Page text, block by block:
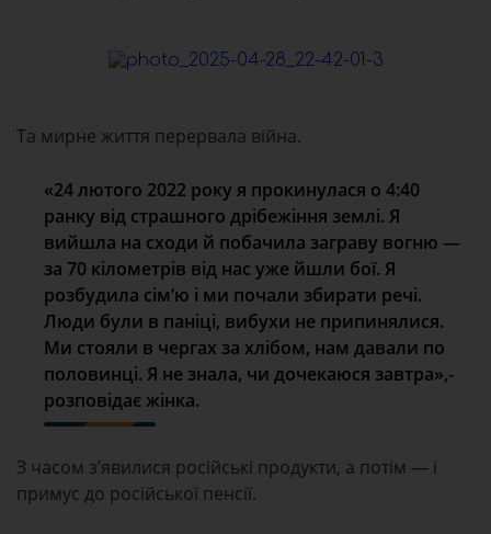
Та мирне життя перервала війна.
«24 лютого 2022 року я прокинулася о 4:40
ранку від страшного дрібежіння землі. Я
вийшла на сходи й побачила заграву вогню —
за 70 кілометрів від нас уже йшли бої. Я
розбудила сім’ю і ми почали збирати речі.
Люди були в паніці, вибухи не припинялися.
Ми стояли в чергах за хлібом, нам давали по
половинці. Я не знала, чи дочекаюся завтра»,-
розповідає жінка.
З часом з’явилися російські продукти, а потім — і
примус до російської пенсії.